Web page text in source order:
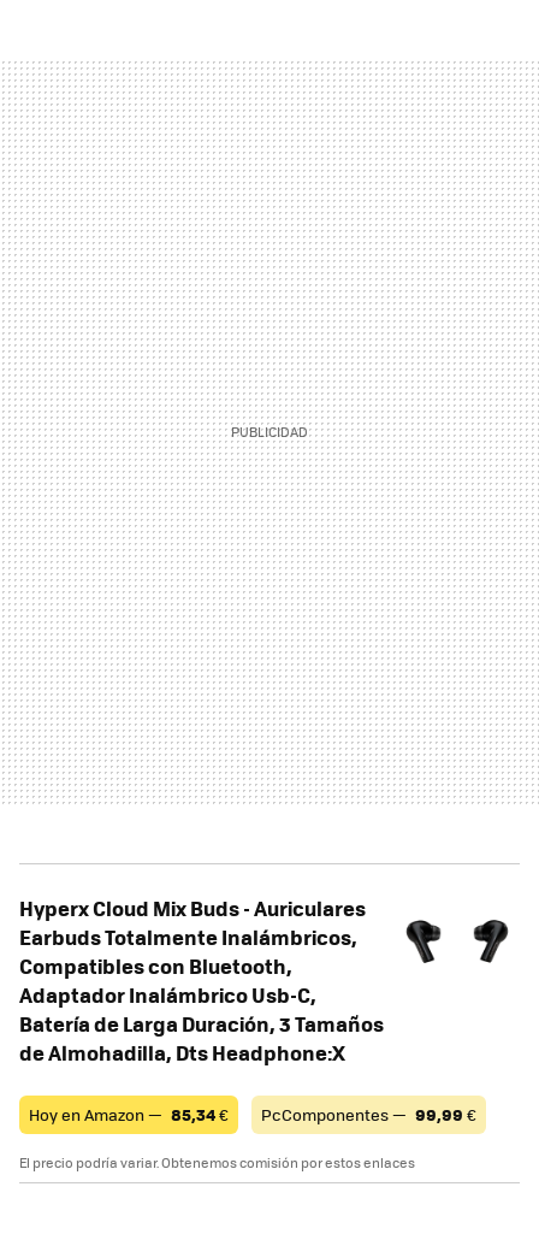
Hyperx Cloud Mix Buds - Auriculares
Earbuds Totalmente Inalámbricos,
Compatibles con Bluetooth,
Adaptador Inalámbrico Usb-C,
Batería de Larga Duración, 3 Tamaños
de Almohadilla, Dts Headphone:X
Hoy en Amazon — 85,34€ PcComponentes — 99,99 €
El precio podría variar. Obtenemos comisión por estos enlaces